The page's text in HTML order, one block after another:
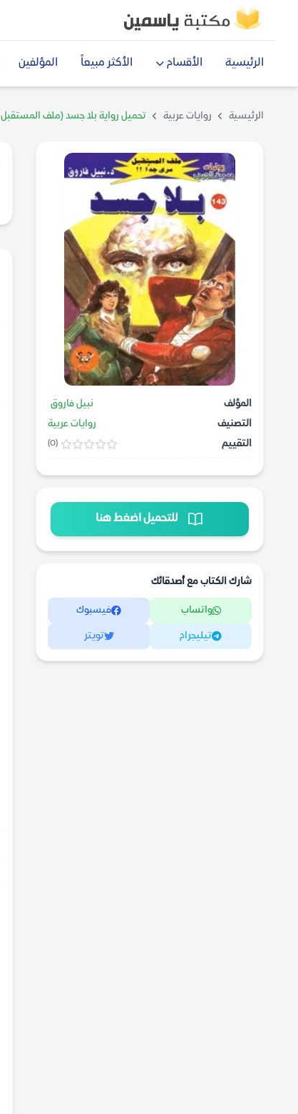
الرئيسية الأقسام الأكثر مبيعاً المؤلفين
الرئيسية روايات عربية تحميل رواية بلا جسد (ملف المستقبل 143) – نبيل فاروق
المؤلف
نبيل فاروق
التصنيف
روايات عربية
التقييم
(0)
للتحميل اضغط هنا
شارك الكتاب مع أصدقائك
واتساب فيسبوك
تيليجرام تويتر